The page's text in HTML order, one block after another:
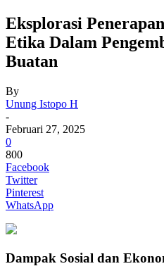
Eksplorasi
Etika Dalam
Buatan
By
Unung Istopo H
-
Februari 27, 2025
0
800
Facebook
Twitter
Pinterest
WhatsApp
Dampak Sosial dan